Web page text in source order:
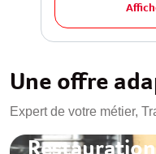
Une offre
Expert de votre métier,